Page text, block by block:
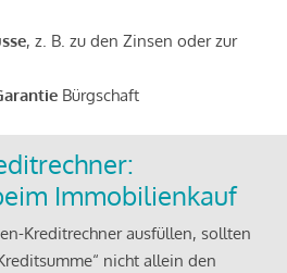
, z. B. zu den Zinsen oder zur
Bürgschaft
Immobilienkauf
Kreditrechner ausfüllen, sollten
nicht allein den